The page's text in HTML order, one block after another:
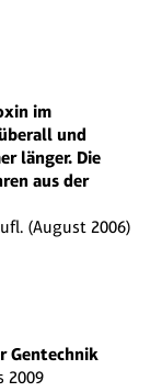
im
und
länger. Die
aus der
(August 2006)
Gentechnik
2009